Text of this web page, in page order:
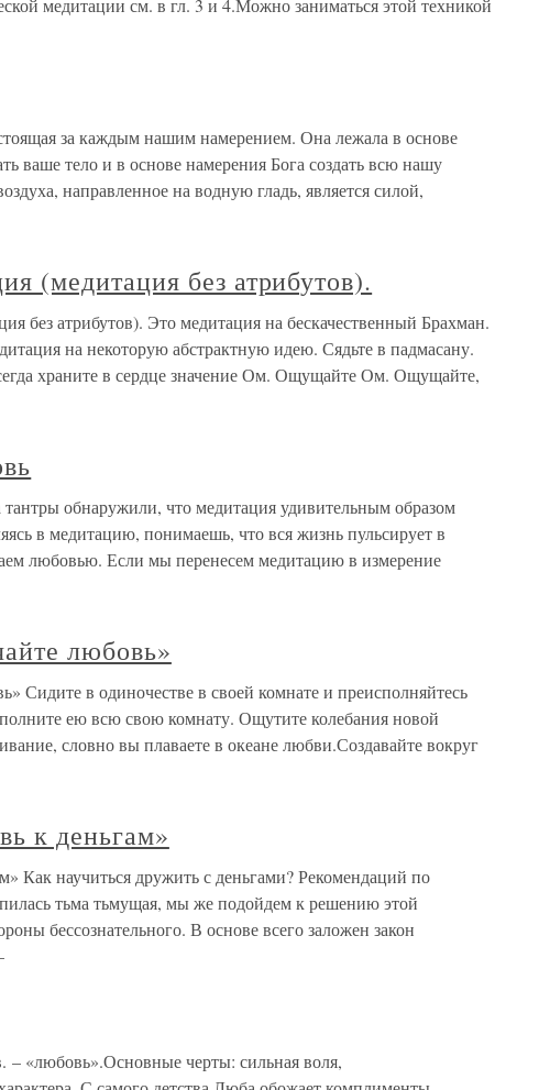
медитации см. в гл. 3 и 4.Можно заниматься этой техникой
за каждым нашим намерением. Она лежала в основе
ваше тело и в основе намерения Бога создать всю нашу
направленное на водную гладь, является силой,
(медитация без атрибутов).
без атрибутов). Это медитация на бескачественный Брахман.
на некоторую абстрактную идею. Сядьте в падмасану.
храните в сердце значение Ом. Ощущайте Ом. Ощущайте,
обнаружили, что медитация удивительным образом
в медитацию, понимаешь, что вся жизнь пульсирует в
любовью. Если мы перенесем медитацию в измерение
любовь»
Сидите в одиночестве в своей комнате и преисполняйтесь
ею всю свою комнату. Ощутите колебания новой
словно вы плаваете в океане любви.Создавайте вокруг
к деньгам»
Как научиться дружить с деньгами? Рекомендаций по
тьма тьмущая, мы же подойдем к решению этой
бессознательного. В основе всего заложен закон
– «любовь».Основные черты: сильная воля,